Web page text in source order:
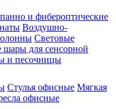
и фибероптические
Воздушно-
Световые
шары для сенсорной
и песочницы
Стулья офисные Мягкая
офисные